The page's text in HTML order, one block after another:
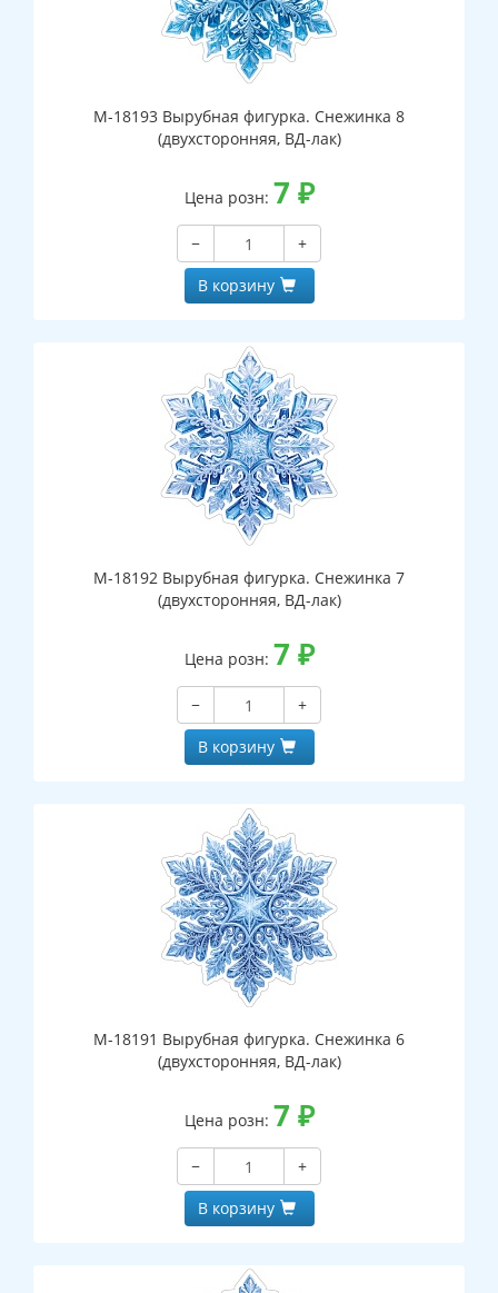
М-18193 Вырубная фигурка. Снежинка 8
(двухсторонняя, ВД-лак)
Цена розн: 7 ₽
−
+
В корзину
М-18192 Вырубная фигурка. Снежинка 7
(двухсторонняя, ВД-лак)
Цена розн: 7 ₽
−
+
В корзину
М-18191 Вырубная фигурка. Снежинка 6
(двухсторонняя, ВД-лак)
Цена розн: 7 ₽
−
+
В корзину